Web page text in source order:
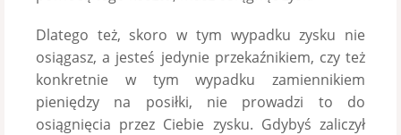
Dlatego też, skoro w tym wypadku zysku nie
osiągasz, a jesteś jedynie przekaźnikiem, czy też
konkretnie w tym wypadku zamiennikiem
pieniędzy na posiłki, nie prowadzi to do
osiągnięcia przez Ciebie zysku. Gdybyś zaliczył